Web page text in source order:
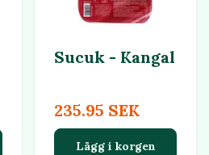
Sucuk - Kangal
235.95 SEK
Lägg i korgen